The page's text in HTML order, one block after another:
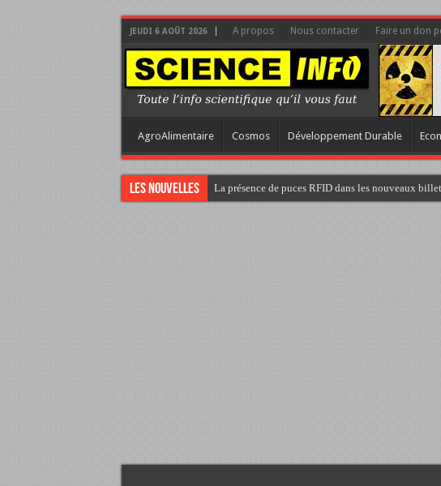
JEUDI 6 AOÛT 2026 A propos Nous contacter Faire un don
AgroAlimentaire Cosmos Développement Durable
Les nouvelles La présence de puces RFID dans les nouveaux